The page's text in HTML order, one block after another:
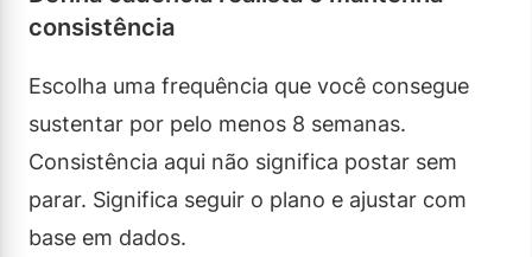
consistência
Escolha uma frequência que você consegue
sustentar por pelo menos 8 semanas.
Consistência aqui não significa postar sem
parar. Significa seguir o plano e ajustar com
base em dados.